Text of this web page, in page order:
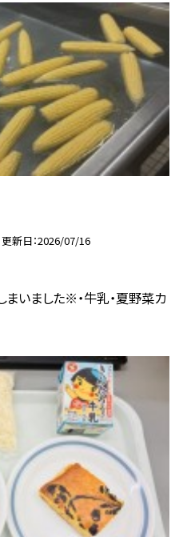
更新日 2026/07/16
いました※・牛乳・夏野菜カ